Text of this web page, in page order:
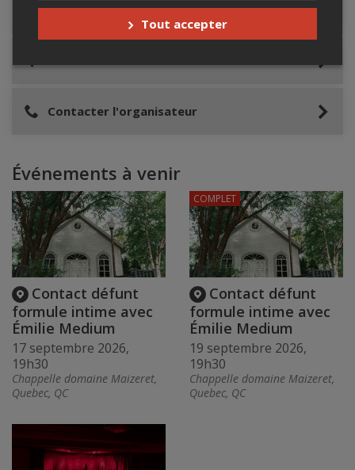
Détails de l'événement
Contacter l'organisateur
Événements à venir
Contact défunt
formule intime avec
Émilie Medium
17 septembre 2026,
19h30
Chappelle domaine Maizeret,
Quebec, QC
Contact défunt
formule intime avec
Émilie Medium
19 septembre 2026,
19h30
Chappelle domaine Maizeret,
Quebec, QC
COMPLET
Tout accepter